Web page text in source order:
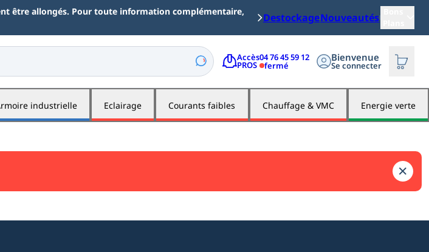
être allongés. Pour toute information complémentaire, merci
DestockageNouveautés
Accès
PROS
04 76 45 59 12
fermé
Bienvenue
Se connecter
industrielle Eclairage Courants faibles Chauffage & VMC Energie verte